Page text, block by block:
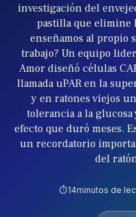
investigación del
pastilla que elimine
enseñamos al propio
trabajo? Un equipo
Amor diseñó células
llamada uPAR en la
y en ratones viejos
tolerancia a la
efecto que duró meses.
un recordatorio
del
⏱️14minutos de